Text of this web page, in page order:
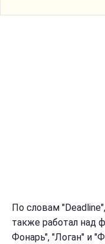
По словам
также работал над
Фонарь", "Логан" и